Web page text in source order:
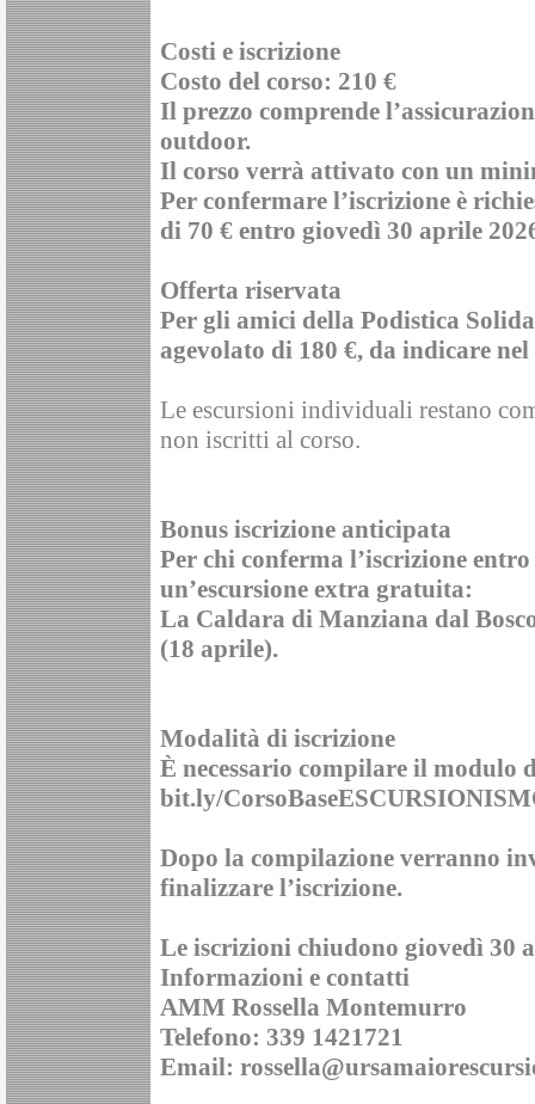
Costi e iscrizione
Costo del corso: 210 €
Il prezzo comprende
outdoor.
Il corso verrà attivato con un
Per confermare l’iscrizione è
di 70 € entro giovedì 30 aprile
Offerta riservata
Per gli amici della Podistica
agevolato di 180 €, da indicare
Le escursioni individuali restano
non iscritti al corso.
Bonus iscrizione anticipata
Per chi conferma l’iscrizione
un’escursione extra gratuita:
La Caldara di Manziana dal
(18 aprile).
Modalità di iscrizione
È necessario compilare il modulo
bit.ly/
Dopo la compilazione verranno
finalizzare l’iscrizione.
Le iscrizioni chiudono giovedì 30
Informazioni e contatti
AMM Rossella Montemurro
Telefono: 339 1421721
Email: